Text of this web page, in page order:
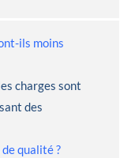
ils moins
charges sont
des
qualité ?